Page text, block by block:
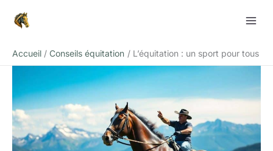
Accueil
Conseils équitation L’équitation : un sport pour tous